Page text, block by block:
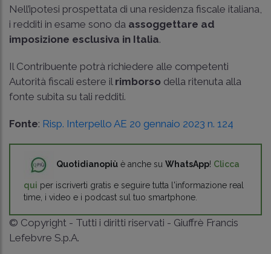
Nell’ipotesi prospettata di una residenza fiscale italiana,
i redditi in esame sono da assoggettare ad
imposizione esclusiva in Italia.
Il Contribuente potrà richiedere alle competenti
Autorità fiscali estere il rimborso della ritenuta alla
fonte subita su tali redditi.
Fonte: Risp. Interpello AE 20 gennaio 2023 n. 124
Quotidianopiù è anche su WhatsApp! Clicca
qui per iscriverti gratis e seguire tutta l'informazione real
time, i video e i podcast sul tuo smartphone.
© Copyright - Tutti i diritti riservati - Giuffrè Francis
Lefebvre S.p.A.